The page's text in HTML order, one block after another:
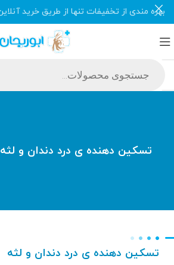
تسکین دهنده ی درد دندان و لثه
تسکین دهنده ی درد دندان و لثه
بهره مندی از تخفیفات تنها از طریق خرید